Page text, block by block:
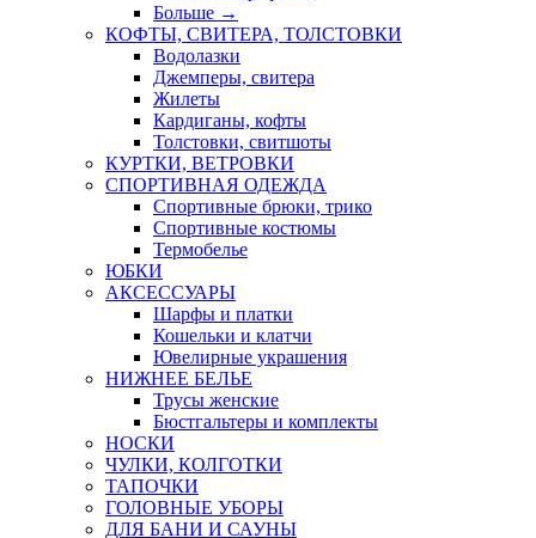
Больше →
КОФТЫ, СВИТЕРА, ТОЛСТОВКИ
Водолазки
Джемперы, свитера
Жилеты
Кардиганы, кофты
Толстовки, свитшоты
КУРТКИ, ВЕТРОВКИ
СПОРТИВНАЯ ОДЕЖДА
Спортивные брюки, трико
Спортивные костюмы
Термобелье
ЮБКИ
AКСЕССУАРЫ
Шарфы и платки
Кошельки и клатчи
Ювелирные украшения
НИЖНЕЕ БЕЛЬЕ
Трусы женские
Бюстгальтеры и комплекты
НОСКИ
ЧУЛКИ, КОЛГОТКИ
ТАПОЧКИ
ГОЛОВНЫЕ УБОРЫ
ДЛЯ БАНИ И САУНЫ